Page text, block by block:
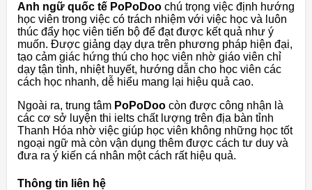
Anh ngữ quốc tế PoPoDoo chú trọng việc định hướng
học viên trong việc có trách nhiệm với việc học và luôn
thúc đẩy học viên tiến bộ để đạt được kết quả như ý
muốn. Được giảng dạy dựa trên phương pháp hiện đại,
tạo cảm giác hứng thú cho học viên nhờ giáo viên chỉ
dạy tận tình, nhiệt huyết, hướng dẫn cho học viên các
cách học nhanh, dễ hiểu mang lại hiệu quả cao.
Ngoài ra, trung tâm PoPoDoo còn được công nhận là
các cơ sở luyện thi ielts chất lượng trên địa bàn tỉnh
Thanh Hóa nhờ việc giúp học viên không những học tốt
ngoại ngữ mà còn vận dụng thêm được cách tư duy và
đưa ra ý kiến cá nhân một cách rất hiệu quả.
Thông tin liên hệ